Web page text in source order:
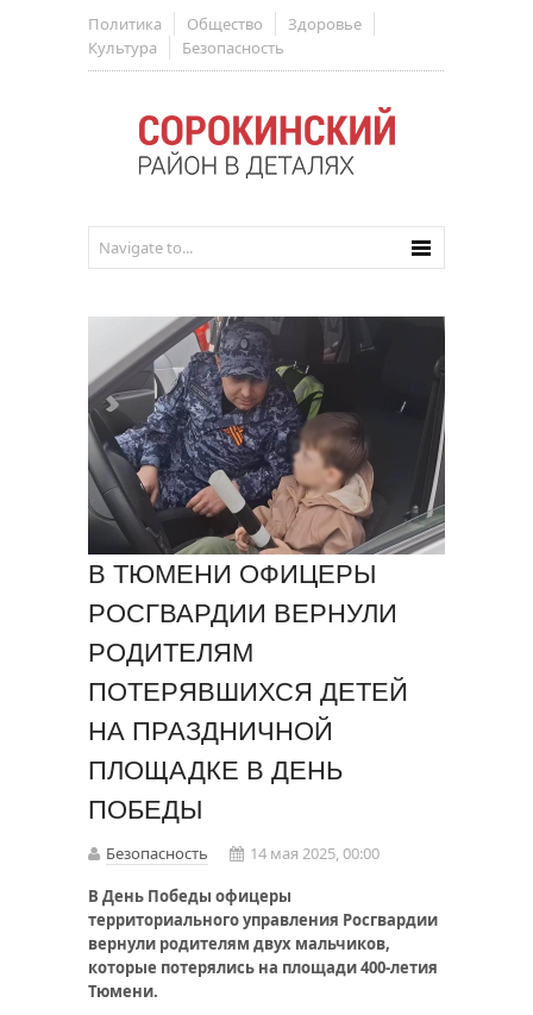
Политика Общество
Здоровье
Культура
Безопасность
В ТЮМЕНИ ОФИЦЕРЫ
РОСГВАРДИИ ВЕРНУЛИ
РОДИТЕЛЯМ
ПОТЕРЯВШИХСЯ ДЕТЕЙ
НА ПРАЗДНИЧНОЙ
ПЛОЩАДКЕ В ДЕНЬ
ПОБЕДЫ
Безопасность
14 мая 2025, 00:00
В День Победы офицеры
территориального управления Росгвардии
вернули родителям двух мальчиков,
которые потерялись на площади 400-летия
Тюмени.